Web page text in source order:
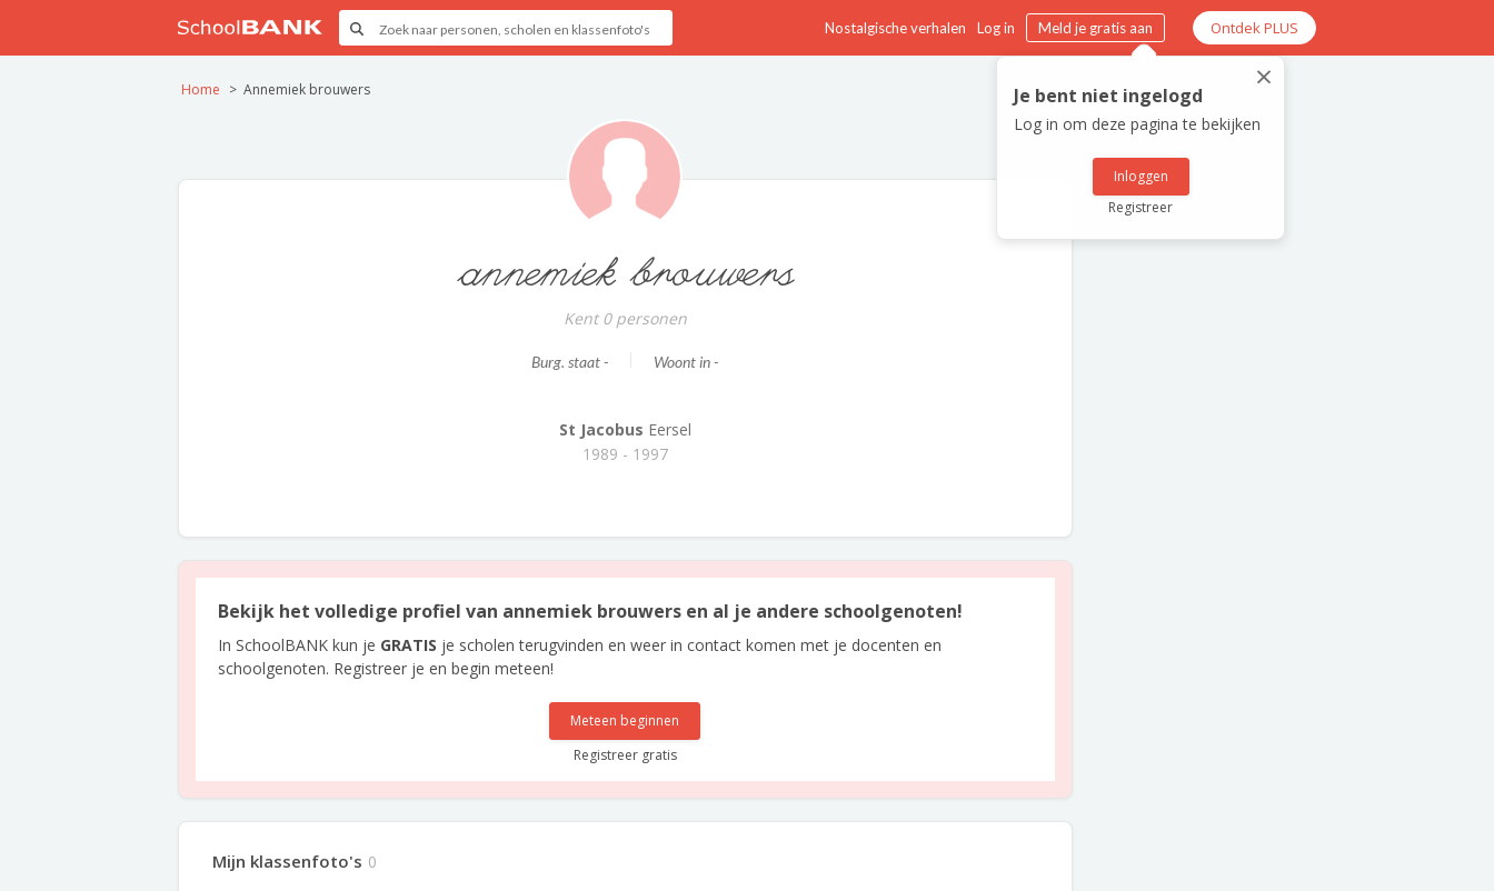
Nostalgische verhalen Log in Meld je gratis aan Ontdek PLUS
×
Je bent niet ingelogd
Log in om deze pagina te bekijken
Inloggen
Registreer
Home Annemiek brouwers
annemiek brouwers
Kent 0 personen
Burg. staat - Woont in -
St Jacobus Eersel
1989 - 1997
Bekijk het volledige profiel van annemiek brouwers en al je andere schoolgenoten!
In SchoolBANK kun je GRATIS je scholen terugvinden en weer in contact komen met je docenten en
schoolgenoten. Registreer je en begin meteen!
Meteen beginnen
Registreer gratis
Mijn klassenfoto's 0